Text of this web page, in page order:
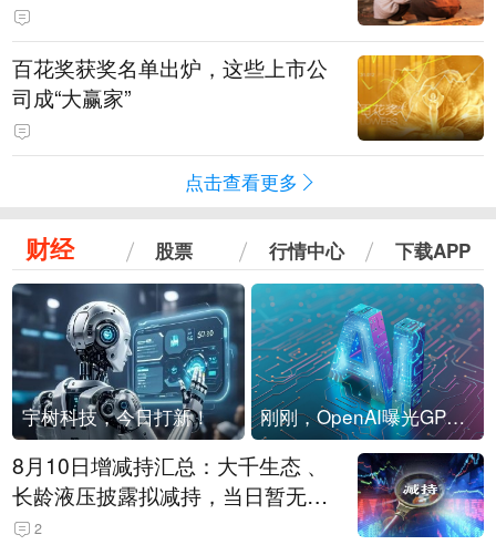
百花奖获奖名单出炉，这些上市公
司成“大赢家”
点击查看更多
财经 股票 行情中心 下载APP
宇树科技，今日打新！ 刚刚，OpenAI曝光GPT-6！传10万亿参数，8月强行发布
8月10日增减持汇总：大千生态 、
长龄液压披露拟减持，当日暂无A
股增持（表）
2